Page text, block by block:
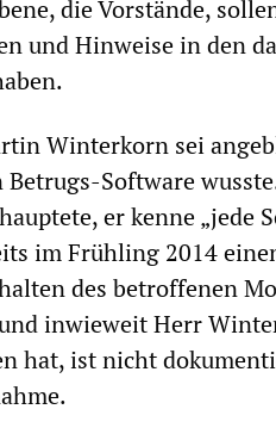
die Vorstände,
und Hinweise in den
Winterkorn sei
Betrugs-Software
er kenne „jede
im Frühling 2014
des betroffenen
inwieweit Herr
hat, ist nicht